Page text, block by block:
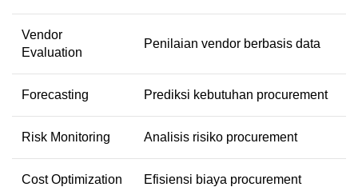
Vendor
Evaluation
Penilaian vendor berbasis data
Forecasting Prediksi kebutuhan procurement
Risk Monitoring Analisis risiko procurement
Cost Optimization Efisiensi biaya procurement